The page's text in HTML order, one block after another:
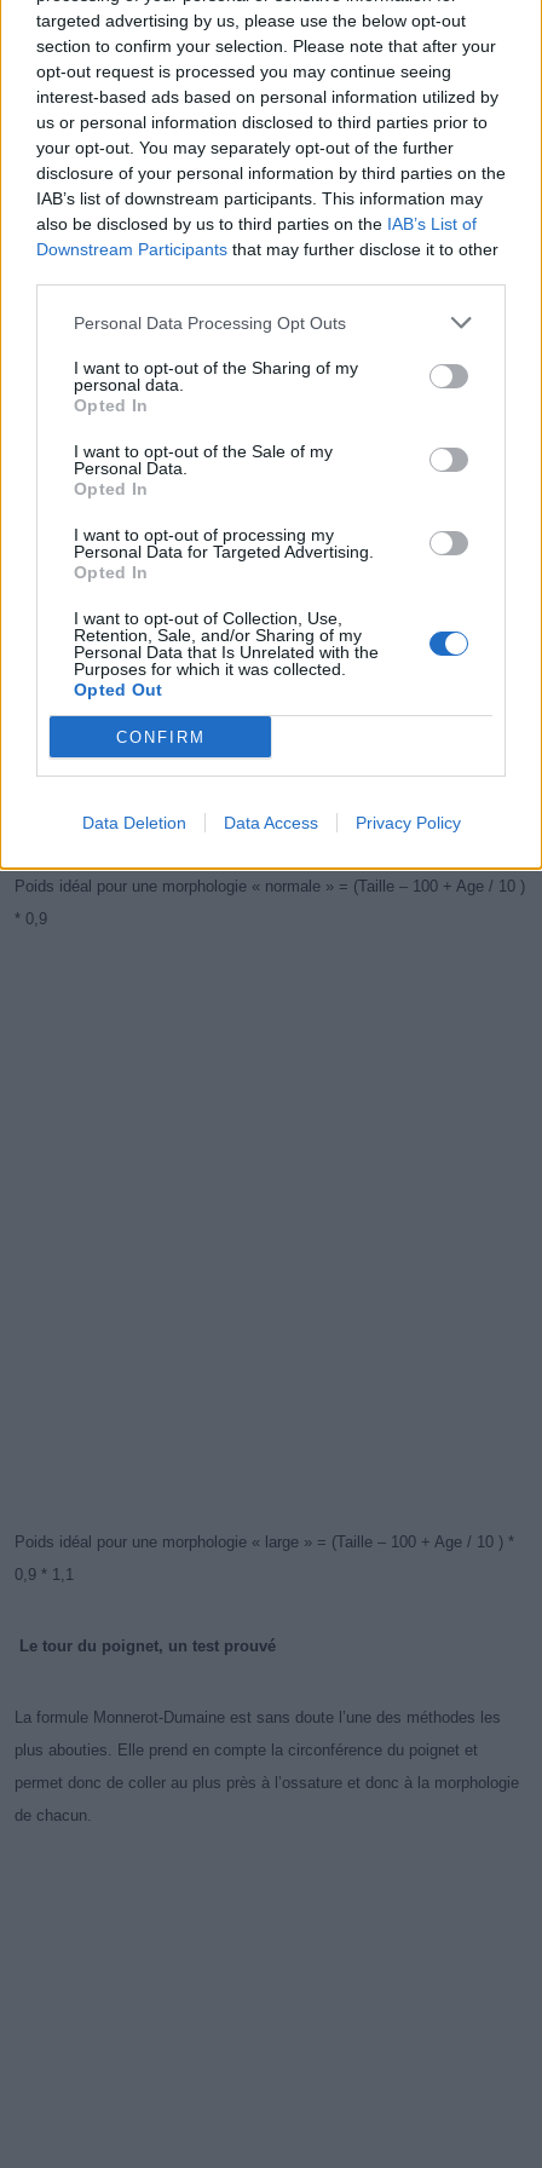
targeted advertising by us, please use the below opt-out
section to confirm your selection. Please note that after your
opt-out request is processed you may continue seeing
interest-based ads based on personal information utilized by
us or personal information disclosed to third parties prior to
your opt-out. You may separately opt-out of the further
disclosure of your personal information by third parties on the
IAB’s list of downstream participants. This information may
also be disclosed by us to third parties on the IAB’s List of
Downstream Participants that may further disclose it to other
Personal Data Processing Opt Outs
I want to opt-out of the Sharing of my
personal data.
Opted In
I want to opt-out of the Sale of my
Personal Data.
Opted In
I want to opt-out of processing my
Personal Data for Targeted Advertising.
Opted In
I want to opt-out of Collection, Use,
Retention, Sale, and/or Sharing of my
Personal Data that Is Unrelated with the
Purposes for which it was collected.
Opted Out
CONFIRM
Data Deletion Data Access Privacy Policy
soi-même sa morphologie ! Est-elle mince, normale, large ? La
subjectivité peut donc fausser le calcul. Sans compter qu’il est
également possible de se situer entre deux de ces catégories.
Calculez votre poids idéal selon la formule de Creff :
Poids idéal pour une morphologie « mince ou gracile » = (Taille – 100 +
Age / 10 ) * 0,9²
Poids idéal pour une morphologie « normale » = (Taille – 100 + Age / 10 )
* 0,9
Poids idéal pour une morphologie « large » = (Taille – 100 + Age / 10 ) *
0,9 * 1,1
Le tour du poignet, un test prouvé
La formule Monnerot-Dumaine est sans doute l’une des méthodes les
plus abouties. Elle prend en compte la circonférence du poignet et
permet donc de coller au plus près à l’ossature et donc à la morphologie
de chacun.